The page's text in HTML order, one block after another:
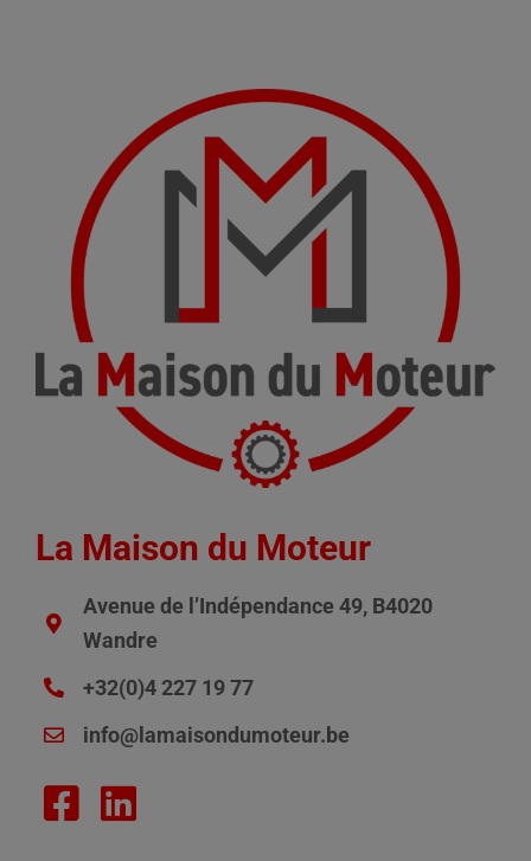
La Maison du Moteur
Avenue de l’Indépendance 49, B4020
Wandre
+32(0)4 227 19 77
info@lamaisondumoteur.be